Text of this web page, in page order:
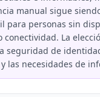
manual sigue
para personas sin
conectividad. La
seguridad de
las necesidades de